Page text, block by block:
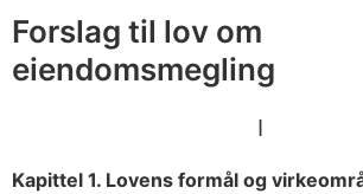
Forslag til lov om
eiendomsmegling
I
Kapittel 1. Lovens formål og